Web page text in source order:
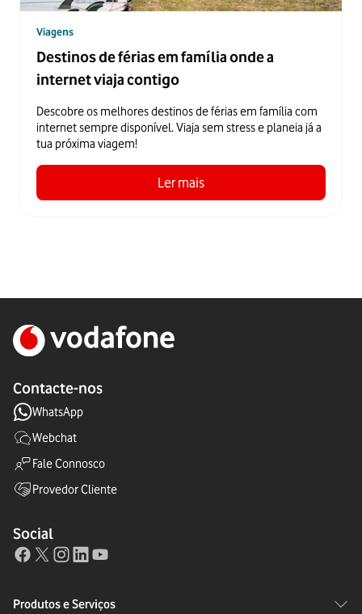
Viagens
Destinos de férias em família onde a
internet viaja contigo
Descobre os melhores destinos de férias em família com
internet sempre disponível. Viaja sem stress e planeia já a
tua próxima viagem!
Ler mais
Contacte-nos
WhatsApp
Webchat
Fale Connosco
Provedor Cliente
Social
Produtos e Serviços